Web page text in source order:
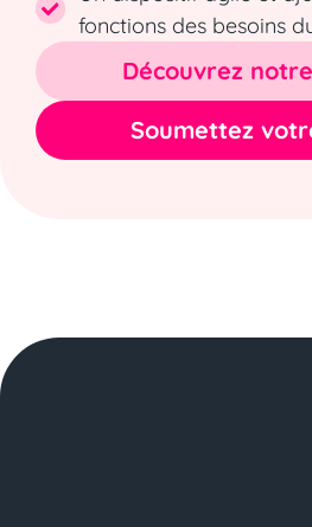
fonctions des besoins
Découvrez
Soumettez